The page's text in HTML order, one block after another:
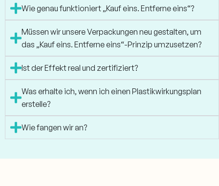
Wie genau funktioniert „Kauf eins. Entferne eins“?
Müssen wir unsere Verpackungen neu gestalten, um
das „Kauf eins. Entferne eins“-Prinzip umzusetzen?
Ist der Effekt real und zertifiziert?
Was erhalte ich, wenn ich einen Plastikwirkungsplan
erstelle?
Wie fangen wir an?